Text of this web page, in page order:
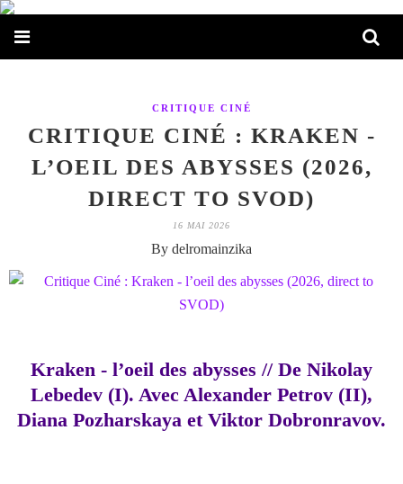
CRITIQUE CINÉ
CRITIQUE CINÉ : KRAKEN -
L’OEIL DES ABYSSES (2026,
DIRECT TO SVOD)
16 MAI 2026
By delromainzika
Kraken - l’oeil des abysses // De Nikolay
Lebedev (I). Avec Alexander Petrov (II),
Diana Pozharskaya et Viktor Dobronravov.